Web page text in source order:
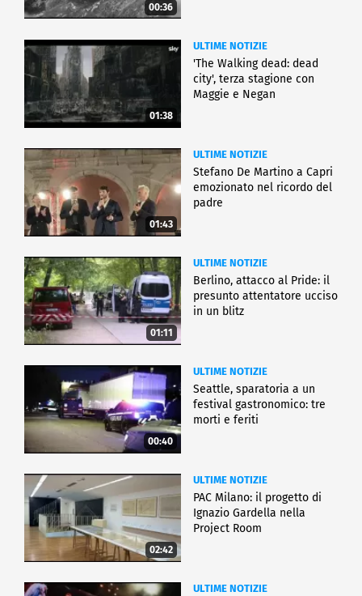
00:36
01:38
ULTIME NOTIZIE
'The Walking dead: dead
city', terza stagione con
Maggie e Negan
01:43
ULTIME NOTIZIE
Stefano De Martino a Capri
emozionato nel ricordo del
padre
01:11
ULTIME NOTIZIE
Berlino, attacco al Pride: il
presunto attentatore ucciso
in un blitz
00:40
ULTIME NOTIZIE
Seattle, sparatoria a un
festival gastronomico: tre
morti e feriti
02:42
ULTIME NOTIZIE
PAC Milano: il progetto di
Ignazio Gardella nella
Project Room
ULTIME NOTIZIE